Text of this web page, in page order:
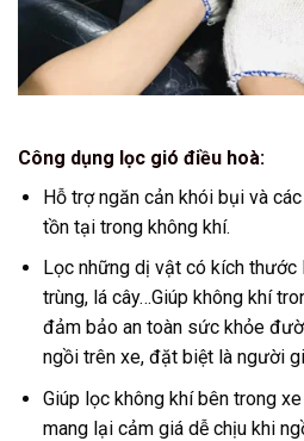
Công dụng lọc gió điều hoà:
Hỗ trợ ngăn cản khói bụi và
tồn tại trong không khí.
Lọc những dị vật có kích thước
trùng, lá cây…Giúp không khí
đảm bảo an toàn sức khỏe
ngồi trên xe, đặt biệt là người
Giúp lọc không khí bên trong
mang lại cảm giá dễ chịu khi